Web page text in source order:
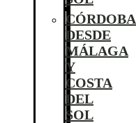
CÓRDOBA
DESDE
MÁLAGA
Y
COSTA
DEL
SOL